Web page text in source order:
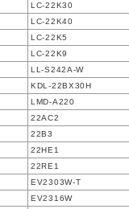
LC-22K30
LC-22K40
LC-22K5
LC-22K9
LL-S242A-W
KDL-22BX30H
LMD-A220
22AC2
22B3
22HE1
22RE1
EV2303W-T
EV2316W